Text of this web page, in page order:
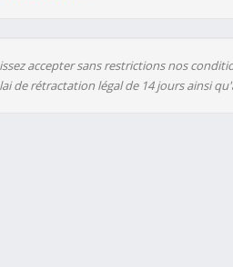
accepter sans restrictions nos
de rétractation légal de 14 jours ainsi